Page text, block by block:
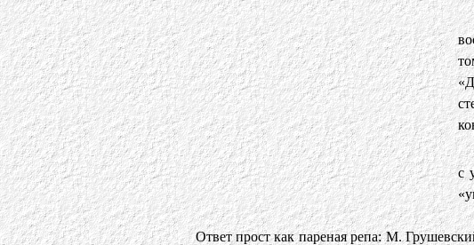
с
Ответ прост как пареная репа: М.